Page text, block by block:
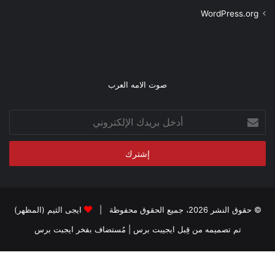
WordPress.org
صوت الامه العرب
بريدك
الإلكتروني
© حقوق النشر 2026، جميع الحقوق محفوظة |
ايجى الثيم (المظهر)
تم تصميمه من قِبل ايجيبت برس | مُستضاف بفخر ايجبت برس